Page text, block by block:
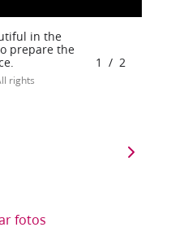
in the
prepare the
rights
1 / 2
fotos